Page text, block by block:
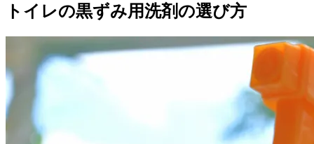
トイレの黒ずみ用洗剤の選び方